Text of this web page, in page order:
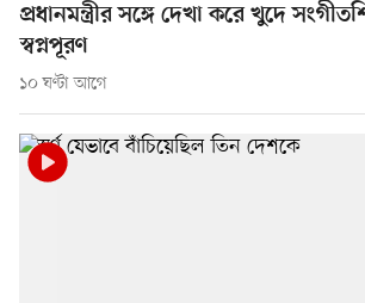
প্রধানমন্ত্রীর সঙ্গে দেখা করে খুদে
স্বপ্নপূরণ
১০ ঘণ্টা আগে